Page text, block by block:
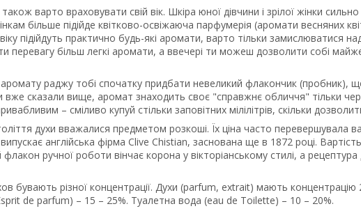
варто враховувати свій вік. Шкіра юної дівчини і зрілої жінки
більше підійде квітково-освіжаюча парфумерія (аромати весняних
підійдуть практично будь-які аромати, варто тільки замислюватися
перевагу більш легкі аромати, а ввечері ти можеш дозволити собі
аромату раджу тобі спочатку придбати невеликий флакончик (пробник),
сказали вище, аромат знаходить своє "справжнє обличчя" тільки
– сміливо купуй стільки заповітних мілілітрів, скільки
духи вважалися предметом розкоші. Їх ціна часто перевершувала
англійська фірма Clive Chistian, заснована ще в 1872 році.
ручної роботи вінчає корона у вікторіанському стилі, а рецептура
бувають різної концентрації. Духи (parfum, extrait) мають
de parfum) – 15 – 25%. Туалетна вода (eau de Toilette) – 10 – 20%.